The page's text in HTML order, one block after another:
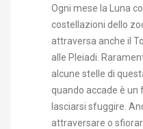
Ogni mese la Luna
costellazioni dello
attraversa anche il
alle Pleiadi.
alcune stelle di
quando accade è un
lasciarsi sfuggire.
attraversare o